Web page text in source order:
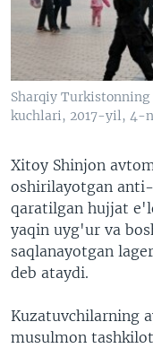
VIDEO
XABARLAR
ODNOKLASSNIKI
TWITTER
SOUNDCLOUD
VOA
Sharqiy
kuchlari, 2017-yil, 4-
Xitoy Shinjon
oshirilayotgan
qaratilgan hujjat
yaqin uyg'ur va
saqlanayotgan
deb ataydi.
Kuzatuvchilarning
musulmon